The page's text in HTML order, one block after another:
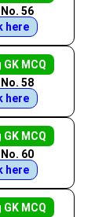
56
here
MCQ
58
here
MCQ
60
here
MCQ